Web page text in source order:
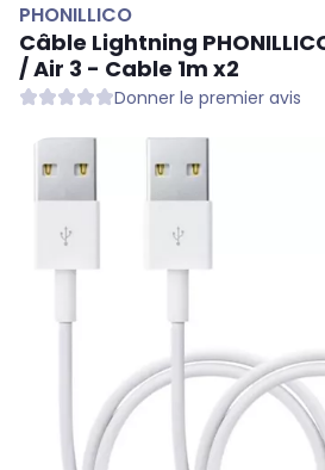
PHONILLICO
Câble Lightning
/ Air 3 - Cable 1m x2
Donner le premier avis